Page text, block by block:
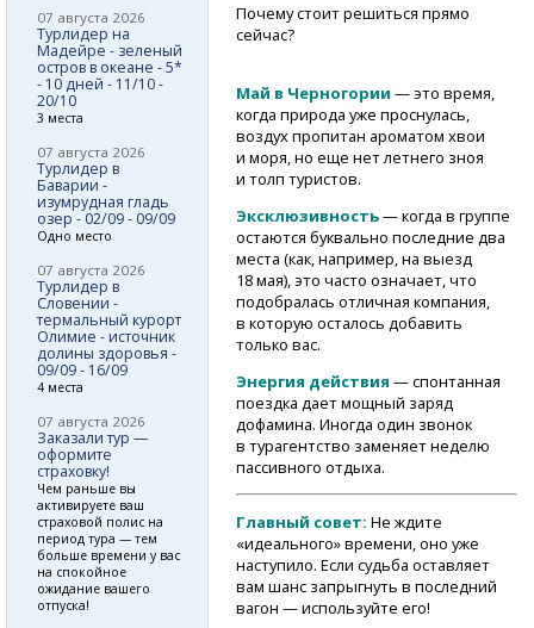
Почему стоит решиться прямо
сейчас?
Май в Черногории — это время,
когда природа уже проснулась,
воздух пропитан ароматом хвои
и моря, но еще нет летнего зноя
и толп туристов.
Эксклюзивность— когда в группе
остаются буквально последние два
места (как, например, на выезд
18 мая), это часто означает, что
подобралась отличная компания,
в которую осталось добавить
только вас.
Энергия действия — спонтанная
поездка дает мощный заряд
дофамина. Иногда один звонок
в турагентство заменяет неделю
пассивного отдыха.
Главный совет: Не ждите
«идеального» времени, оно уже
наступило. Если судьба оставляет
вам шанс запрыгнуть в последний
вагон — используйте его!
07 августа 2026
Турлидер на
Мадейре - зеленый
остров в океане - 5*
- 10 дней - 11/10 -
20/10
3 места
07 августа 2026
Турлидер в
Баварии -
изумрудная гладь
озер - 02/09 - 09/09
Одно место
07 августа 2026
Турлидер в
Словении -
термальный курорт
Олимие - источник
долины здоровья -
09/09 - 16/09
4 места
07 августа 2026
Заказали тур —
оформите
страховку!
Чем раньше вы
активируете ваш
страховой полис на
период тура — тем
больше времени у вас
на спокойное
ожидание вашего
отпуска!